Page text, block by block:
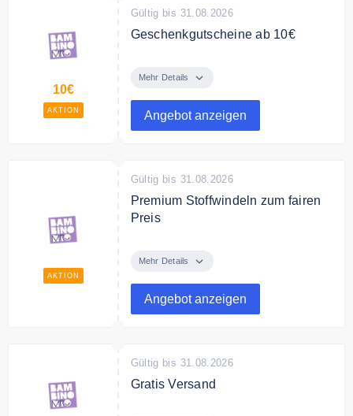
10€
AKTION
Gültig bis 31.08.2026
Geschenkgutscheine ab 10€
von Bambino Mio ab 10€
Mehr Details
Angebot anzeigen
AKTION
Gültig bis 31.08.2026
Premium Stoffwindeln zum fairen
Preis
Premium Stoffwindeln zum fairen
Mehr Details
Angebot anzeigen
Gültig bis 31.08.2026
Gratis Versand